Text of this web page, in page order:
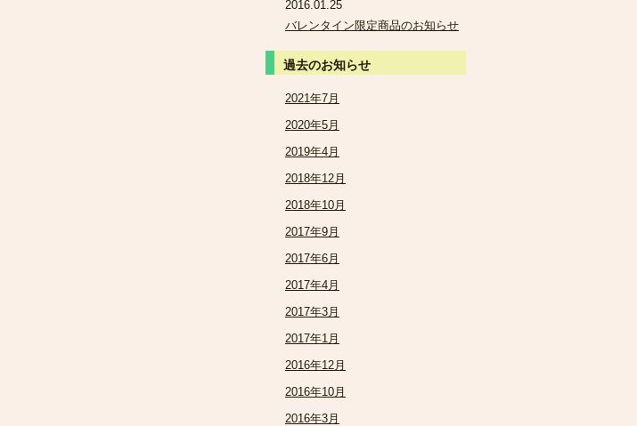
2016.01.25
バレンタイン限定商品のお知らせ
過去のお知らせ
2021年7月
2020年5月
2019年4月
2018年12月
2018年10月
2017年9月
2017年6月
2017年4月
2017年3月
2017年1月
2016年12月
2016年10月
2016年3月